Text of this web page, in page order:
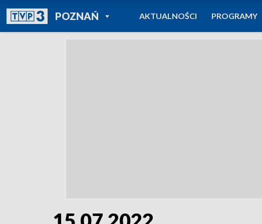
POZNAŃPOWRÓT DO
TVP REGIONY
AKTUALNOŚCI PROGRAMY